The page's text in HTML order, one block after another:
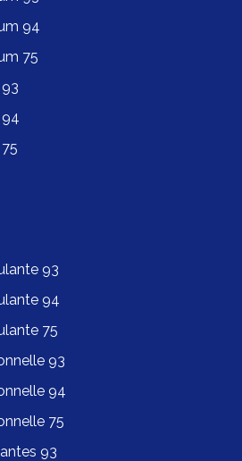
94
75
93
94
75
93
94
75
93